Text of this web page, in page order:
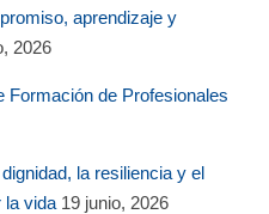
aprendizaje y
2026
Formación de Profesionales
la resiliencia y el
la vida 19 junio, 2026